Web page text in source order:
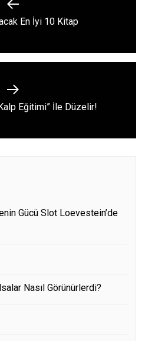
Previous
En İyi 10 Kitap
Next
Eğitimi” İle Düzelir!
Gücü Slot Loevestein’de
Nasıl Görünürlerdi?